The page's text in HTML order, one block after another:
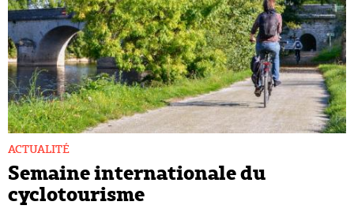
Semaine internationale du
cyclotourisme
ACTUALITÉ